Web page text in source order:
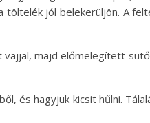
jól belekerüljön. A
majd előmelegített
és hagyjuk kicsit hűlni.